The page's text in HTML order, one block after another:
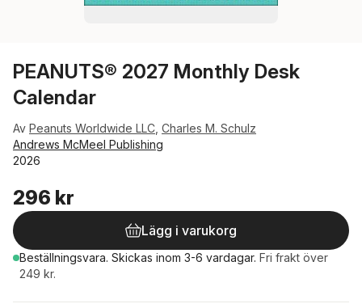
PEANUTS® 2027 Monthly Desk
Calendar
Av Peanuts Worldwide LLC Charles M. Schulz
Andrews McMeel Publishing
2026
296 kr
Lägg i varukorg
Beställningsvara. Skickas inom 3-6 vardagar. Fri frakt över
249 kr.